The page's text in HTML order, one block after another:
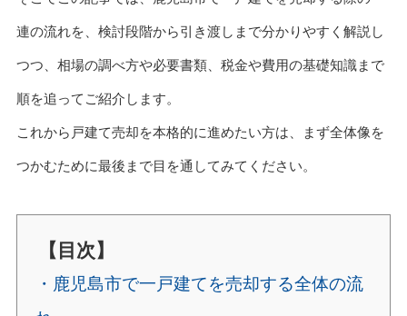
連の流れを、検討段階から引き渡しまで分かりやすく解説し
つつ、相場の調べ方や必要書類、税金や費用の基礎知識まで
順を追ってご紹介します。
これから戸建て売却を本格的に進めたい方は、まず全体像を
つかむために最後まで目を通してみてください。
【目次】
・鹿児島市で一戸建てを売却する全体の流